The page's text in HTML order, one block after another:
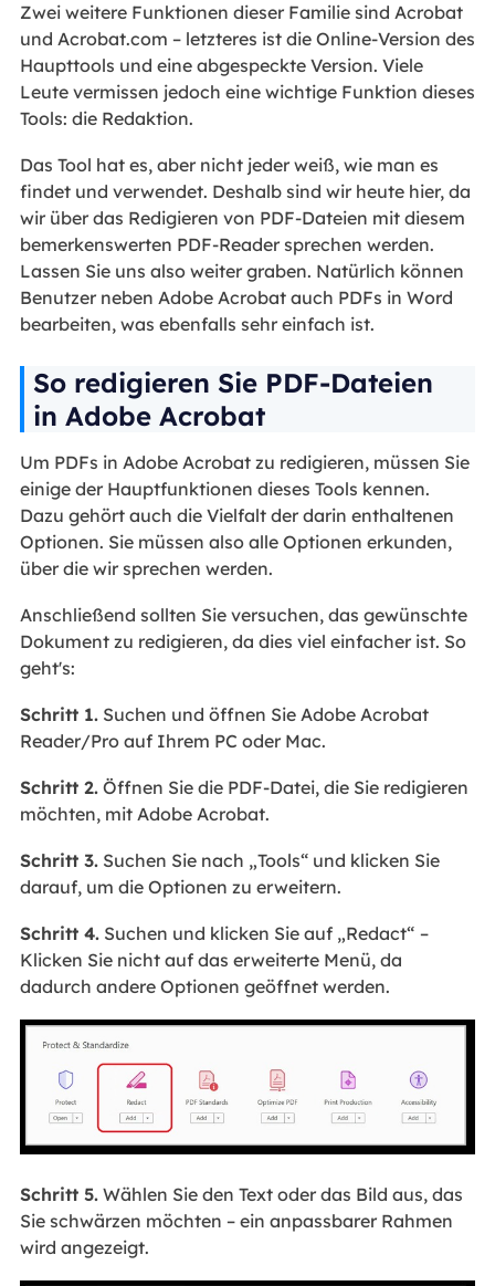
Zwei weitere Funktionen dieser Familie sind Acrobat
und Acrobat.com – letzteres ist die Online-Version des
Haupttools und eine abgespeckte Version. Viele
Leute vermissen jedoch eine wichtige Funktion dieses
Tools: die Redaktion.
Das Tool hat es, aber nicht jeder weiß, wie man es
findet und verwendet. Deshalb sind wir heute hier, da
wir über das Redigieren von PDF-Dateien mit diesem
bemerkenswerten PDF-Reader sprechen werden.
Lassen Sie uns also weiter graben. Natürlich können
Benutzer neben Adobe Acrobat auch PDFs in Word
bearbeiten, was ebenfalls sehr einfach ist.
So redigieren Sie PDF-Dateien
in Adobe Acrobat
Um PDFs in Adobe Acrobat zu redigieren, müssen Sie
einige der Hauptfunktionen dieses Tools kennen.
Dazu gehört auch die Vielfalt der darin enthaltenen
Optionen. Sie müssen also alle Optionen erkunden,
über die wir sprechen werden.
Anschließend sollten Sie versuchen, das gewünschte
Dokument zu redigieren, da dies viel einfacher ist. So
geht's:
Schritt 1.Suchen und öffnen Sie Adobe Acrobat
Reader/Pro auf Ihrem PC oder Mac.
Schritt 2.Öffnen Sie die PDF-Datei, die Sie redigieren
möchten, mit Adobe Acrobat.
Schritt 3.Suchen Sie nach „Tools“ und klicken Sie
darauf, um die Optionen zu erweitern.
Schritt 4.Suchen und klicken Sie auf „Redact“ –
Klicken Sie nicht auf das erweiterte Menü, da
dadurch andere Optionen geöffnet werden.
Schritt 5.Wählen Sie den Text oder das Bild aus, das
Sie schwärzen möchten – ein anpassbarer Rahmen
wird angezeigt.